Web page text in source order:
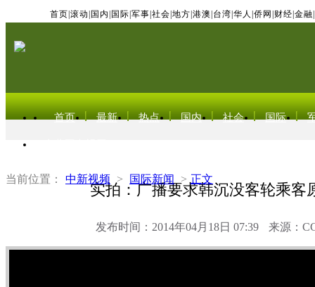
首页 滚动 国内 国际 军事 社会 地方 港澳 台湾 华人 侨网 财经 金融
首页 最新 热点 国内 社会 国际
当前位置： 中新视频 > 国际新闻 > 正文
实拍：广播要求韩沉没客轮乘客
发布时间：2014年04月18日 07:39 来源：